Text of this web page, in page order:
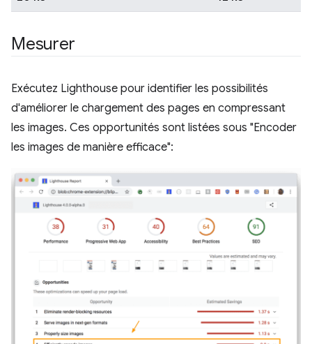
Mesurer
Exécutez Lighthouse pour identifier les possibilités
d'améliorer le chargement des pages en compressant
les images. Ces opportunités sont listées sous "Encoder
les images de manière efficace":